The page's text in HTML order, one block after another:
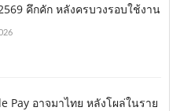
คึกคัก หลังครบวงรอบใช้งาน
Pay อาจมาไทย หลังโผล่ในราย